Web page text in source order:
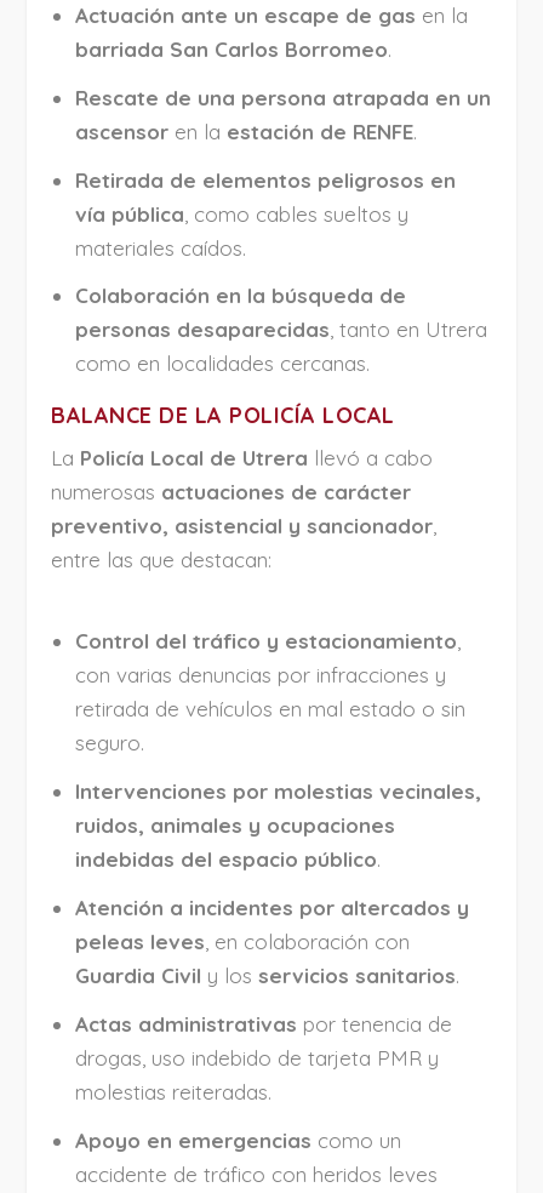
Actuación ante un escape de gas en la
barriada San Carlos Borromeo.
Rescate de una persona atrapada en un
ascensoren la estación de RENFE.
Retirada de elementos peligrosos en
vía pública , como cables sueltos y
materiales caídos.
Colaboración en la búsqueda de
personas desaparecidas, tanto en Utrera
como en localidades cercanas.
BALANCE DE LA POLICÍA LOCAL
La Policía Local de Utrera llevó a cabo
numerosas actuaciones de carácter
preventivo, asistencial y sancionador,
entre las que destacan:
Control del tráfico y estacionamiento,
con varias denuncias por infracciones y
retirada de vehículos en mal estado o sin
seguro.
Intervenciones por molestias vecinales,
ruidos, animales y ocupaciones
indebidas del espacio público.
Atención a incidentes por altercados y
peleas leves, en colaboración con
Guardia Civil y los servicios sanitarios.
Actas administrativas por tenencia de
drogas, uso indebido de tarjeta PMR y
molestias reiteradas.
Apoyo en emergencias como un
accidente de tráfico con heridos leves